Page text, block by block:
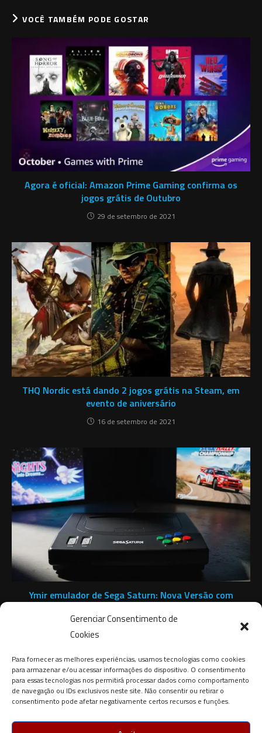
Gerenciar Consentimento de
Cookies
Para fornecer as melhores experiências, usamos tecnologias como cookies
para armazenar e/ou acessar informações do dispositivo. O consentimento
para essas tecnologias nos permitirá processar dados como comportamento
de navegação ou IDs exclusivos neste site. Não consentir ou retirar o
consentimento pode afetar negativamente certos recursos e funções.
VOCÊ TAMBÉM PODE GOSTAR
Agora é oficial: Amazon Prime Gaming confirma os
jogos grátis de Outubro
29 de setembro de 2021
THQ Nordic está dando 2 jogos grátis na Steam, em
evento de aniversário
16 de setembro de 2021
Ymir emulador de Sega Saturn: Nova Versão com